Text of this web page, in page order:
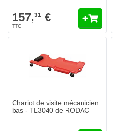
157,31 €
Chariot de visite mécanicien
bas - TL3040 de RODAC